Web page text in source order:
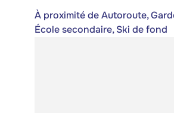
À proximité de Autoroute,
École secondaire, Ski de fond